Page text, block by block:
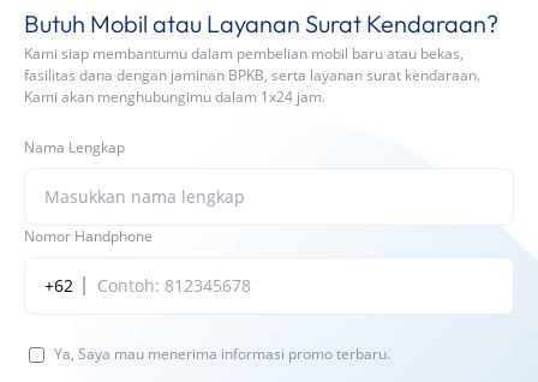
Butuh Mobil atau Layanan Surat Kendaraan?
Kami siap membantumu dalam pembelian mobil baru atau bekas,
fasilitas dana dengan jaminan BPKB, serta layanan surat kendaraan.
Kami akan menghubungimu dalam 1x24 jam.
Nama Lengkap
Nomor Handphone
+62
Ya, Saya mau menerima informasi promo terbaru.